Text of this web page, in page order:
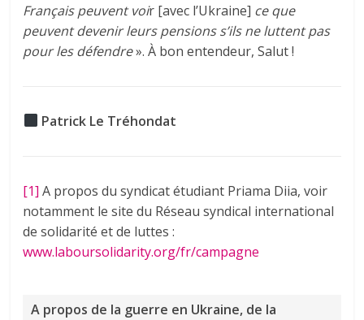
Français peuvent voir [avec l’Ukraine] ce que
peuvent devenir leurs pensions s’ils ne luttent pas
pour les défendre». À bon entendeur, Salut !
Patrick Le Tréhondat
[1] A propos du syndicat étudiant Priama Diia, voir
notamment le site du Réseau syndical international
de solidarité et de luttes :
www.laboursolidarity.org/fr/campagne
A propos de la guerre en Ukraine, de la